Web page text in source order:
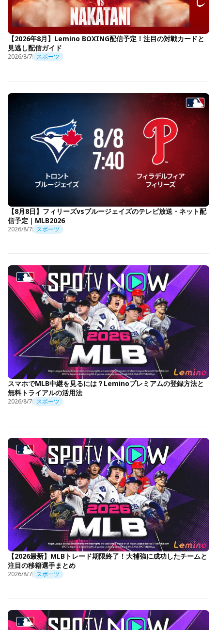
【2026年8月】Lemino BOXING配信予定！注目の対戦カードと
見逃し配信ガイド
2026/8/7 スポーツ
【8月8日】フィリーズvsブルージェイズのテレビ放送・ネット配
信予定｜MLB2026
2026/8/7 スポーツ
スマホでMLB中継を見るには？Leminoプレミアムの登録方法と
無料トライアルの活用法
2026/8/7 スポーツ
【2026最新】MLBトレード期限終了！大補強に成功したチームと
注目の移籍選手まとめ
2026/8/7 スポーツ